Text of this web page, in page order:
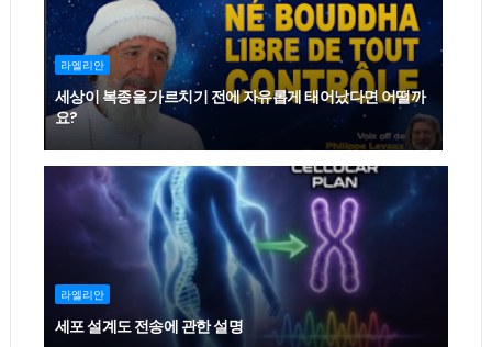
라엘리안
세상이 복종을 가르치기 전에 자유롭게 태어났다면 어떨까
요?
라엘리안
세포 설계도 전송에 관한 설명